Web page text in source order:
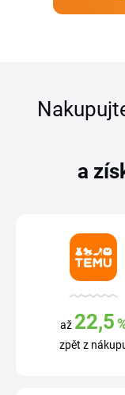
a
až 22,5
zpět z